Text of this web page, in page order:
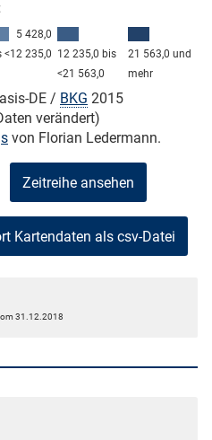
21 563,0 und
mehr
12 235,0 bis
<21 563,0
5 428,0
<12 235,0
DE / BKG 2015
verändert)
von Florian Ledermann.
Zeitreihe ansehen
31.12.2018